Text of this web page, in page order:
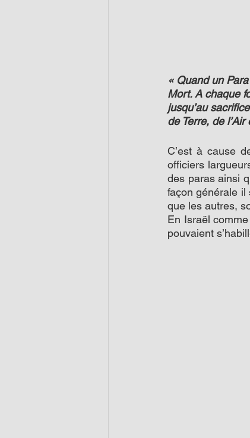
« Quand un
Mort. A chaque
jusqu’au
de Terre, de
C’est à cause
officiers
des paras ainsi
façon générale il
que les autres,
En Israël
pouvaient